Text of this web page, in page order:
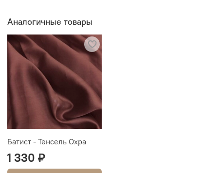
Аналогичные товары
Батист - Тенсель Охра
1 330 ₽